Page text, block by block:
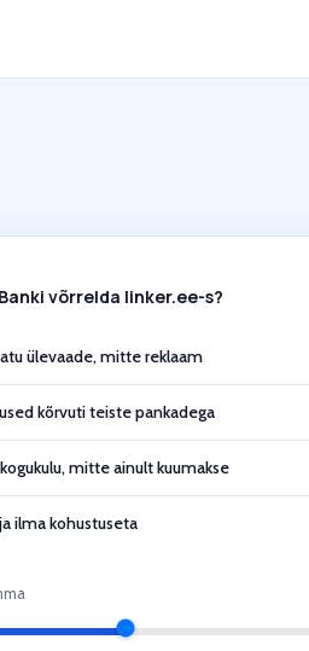
võrrelda linker.ee-s?
ülevaade, mitte reklaam
kõrvuti teiste pankadega
mitte ainult kuumakse
ilma kohustuseta